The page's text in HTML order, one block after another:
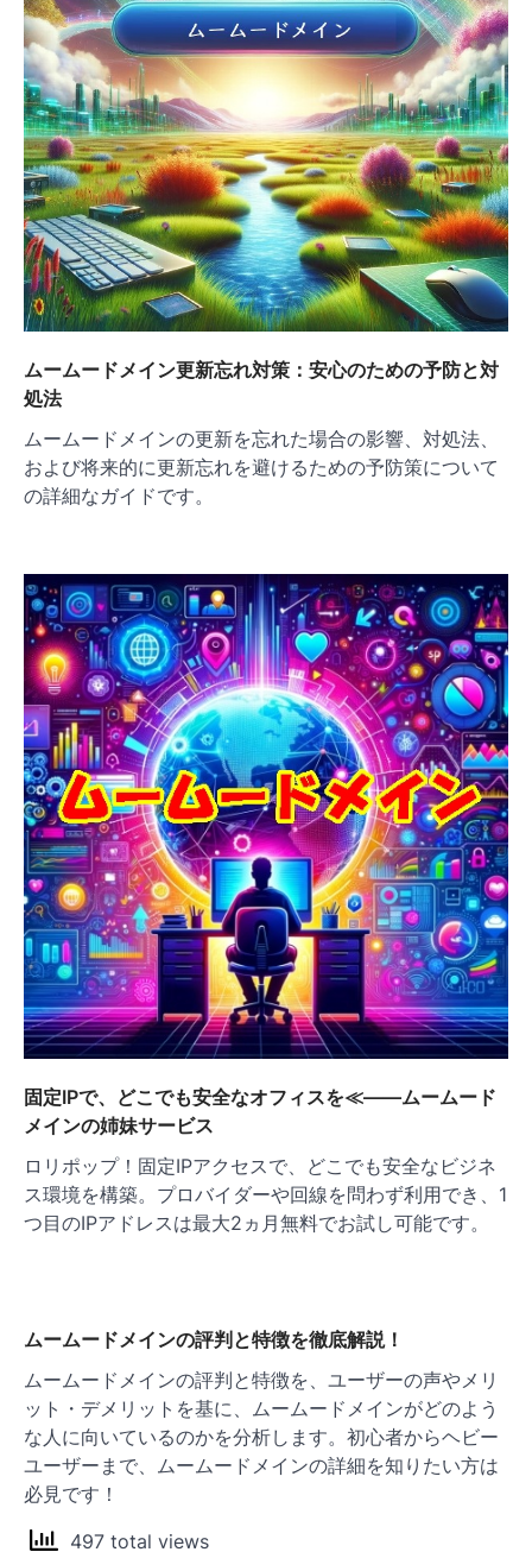
ムームードメイン更新忘れ対策：安心のための予防と対
処法
ムームードメインの更新を忘れた場合の影響、対処法、
および将来的に更新忘れを避けるための予防策について
の詳細なガイドです。
固定IPで、どこでも安全なオフィスを≪——ムームード
メインの姉妹サービス
ロリポップ！固定IPアクセスで、どこでも安全なビジネ
ス環境を構築。プロバイダーや回線を問わず利用でき、1
つ目のIPアドレスは最大2ヵ月無料でお試し可能です。
ムームードメインの評判と特徴を徹底解説！
ムームードメインの評判と特徴を、ユーザーの声やメリ
ット・デメリットを基に、ムームードメインがどのよう
な人に向いているのかを分析します。初心者からヘビー
ユーザーまで、ムームードメインの詳細を知りたい方は
必見です！
497 total views